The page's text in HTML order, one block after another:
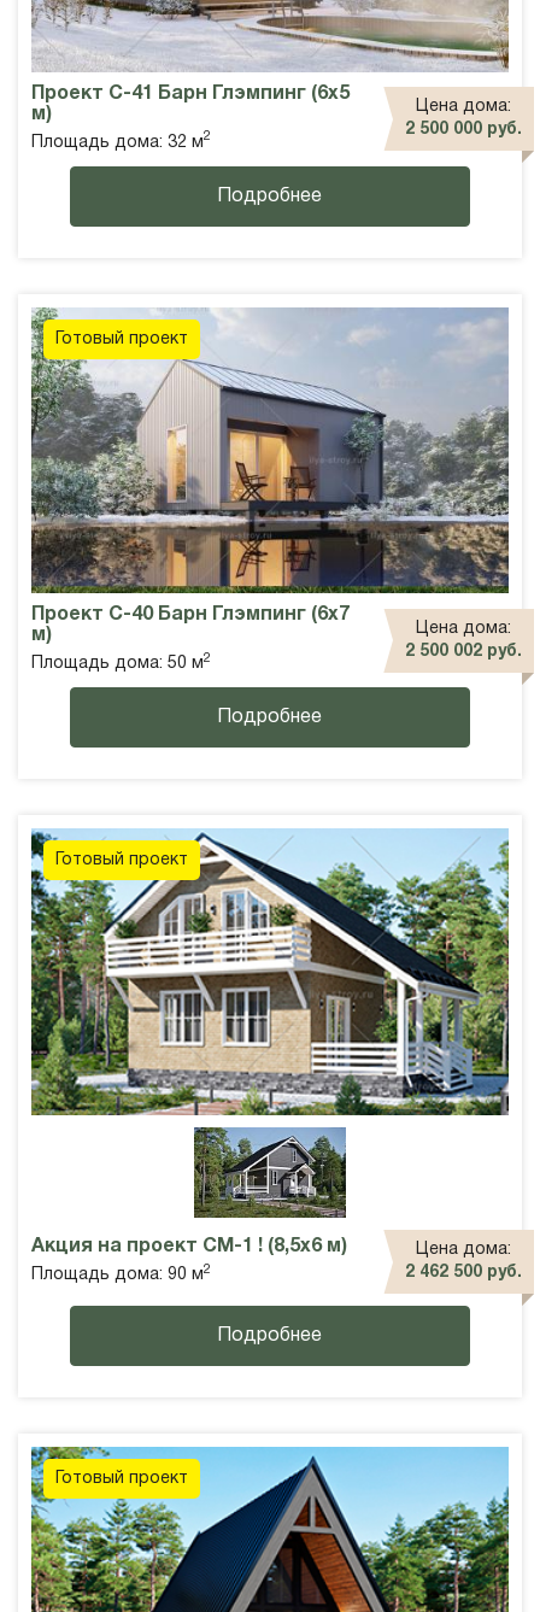
Проект С-41 Барн Глэмпинг (6х5
м)
Площадь дома: 32 м2
Цена дома:
2 500 000 руб.
Подробнее
Готовый проект
Проект С-40 Барн Глэмпинг (6х7
м)
Площадь дома: 50 м 2
Цена дома:
2 500 002 руб.
Подробнее
Готовый проект
Акция на проект СМ-1 ! (8,5х6 м)
Площадь дома: 90 м 2
Цена дома:
2 462 500 руб.
Подробнее
Готовый проект